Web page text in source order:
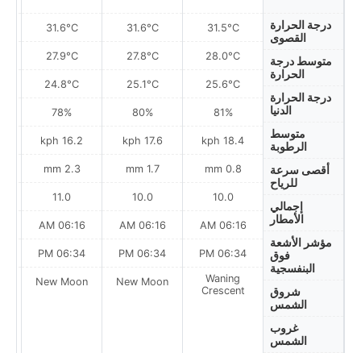
درجة الحرارة
القصوى
متوسط درجة
الحرارة
درجة الحرارة
الدنيا
متوسط
الرطوبة
أقصى سرعة
للرياح
إجمالي
الأمطار
مؤشر الأشعة
فوق
البنفسجية
شروق
الشمس
غروب
الشمس
31.5°C
28.0°C
25.6°C
81%
18.4 kph
0.8 mm
10.0
06:16 AM
06:34 PM
Waning
Crescent
31.6°C
27.8°C
25.1°C
80%
17.6 kph
1.7 mm
10.0
06:16 AM
06:34 PM
New Moon
31.6°C
27.9°C
24.8°C
78%
16.2 kph
2.3 mm
11.0
06:16 AM
06:34 PM
New Moon